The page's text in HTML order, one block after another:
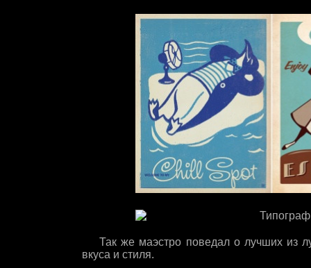
Так же маэстро поведал о лучших из
вкуса и стиля.